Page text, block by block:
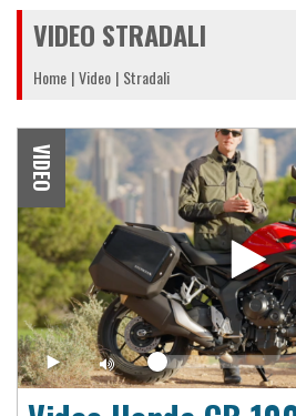
VIDEO STRADALI
Home Video Stradali
VIDEO